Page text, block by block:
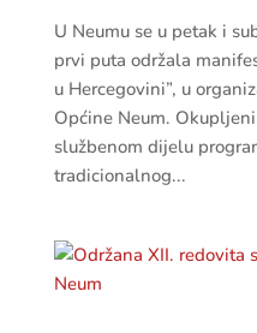
U Neumu se u petak i
prvi puta održala
u Hercegovini”, u
Općine Neum.
službenom dijelu
tradicionalnog...